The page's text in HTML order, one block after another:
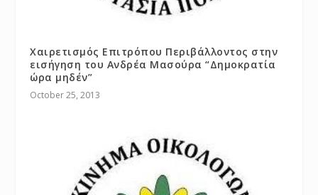
Χαιρετισμός Επιτρόπου Περιβάλλοντος στην
εισήγηση του Ανδρέα Μασούρα “Δημοκρατία
ώρα μηδέν”
October 25, 2013